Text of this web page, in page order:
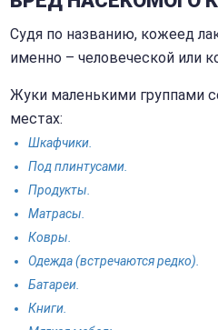
Судя по названию, кожеед
именно – человеческой или
Жуки маленькими группами
местах:
Шкафчики.
Под плинтусами.
Продукты.
Матрасы.
Ковры.
Одежда (встречаются редко).
Батареи.
Книги.